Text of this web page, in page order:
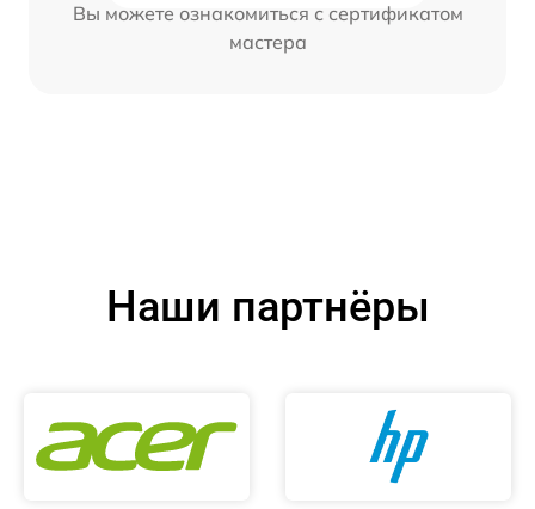
Вы можете ознакомиться с сертификатом
мастера
Наши партнёры